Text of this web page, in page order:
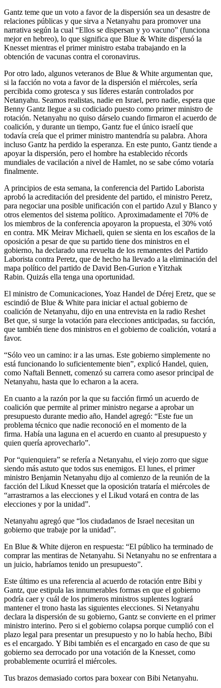
Gantz teme que un voto a favor de la dispersión sea un desastre de
relaciones públicas y que sirva a Netanyahu para promover una
narrativa según la cual “Ellos se dispersan y yo vacuno” (funciona
mejor en hebreo), lo que significa que Blue & White dispersó la
Knesset mientras el primer ministro estaba trabajando en la
obtención de vacunas contra el coronavirus.
Por otro lado, algunos veteranos de Blue & White argumentan que,
si la facción no vota a favor de la dispersión el miércoles, sería
percibida como grotesca y sus líderes estarán controlados por
Netanyahu. Seamos realistas, nadie en Israel, pero nadie, espera que
Benny Gantz llegue a su codiciado puesto como primer ministro de
rotación. Netanyahu no quiso dárselo cuando firmaron el acuerdo de
coalición, y durante un tiempo, Gantz fue el único israelí que
todavía creía que el primer ministro mantendría su palabra. Ahora
incluso Gantz ha perdido la esperanza. En este punto, Gantz tiende a
apoyar la dispersión, pero el hombre ha establecido récords
mundiales de vacilación a nivel de Hamlet, no se sabe cómo votaría
finalmente.
A principios de esta semana, la conferencia del Partido Laborista
aprobó la acreditación del presidente del partido, el ministro Peretz,
para negociar una posible unificación con el partido Azul y Blanco y
otros elementos del sistema político. Aproximadamente el 70% de
los miembros de la conferencia apoyaron la propuesta, el 30% votó
en contra. MK Meirav Michaeli, quien se sienta en los escaños de la
oposición a pesar de que su partido tiene dos ministros en el
gobierno, ha declarado una revuelta de los remanentes del Partido
Laborista contra Peretz, que de hecho ha llevado a la eliminación del
mapa político del partido de David Ben-Gurion e Yitzhak
Rabin. Quizás ella tenga una oportunidad.
El ministro de Comunicaciones, Yoaz Handel de Dérej Eretz, que se
escindió de Blue & White para iniciar el actual gobierno de
coalición de Netanyahu, dijo en una entrevista en la radio Reshet
Bet que, si surge la votación para elecciones anticipadas, su facción,
que también tiene dos ministros en el gobierno de coalición, votará a
favor.
“Sólo veo un camino: ir a las urnas. Este gobierno simplemente no
está funcionando lo suficientemente bien”, explicó Handel, quien,
como Naftali Bennett, comenzó su carrera como asesor principal de
Netanyahu, hasta que lo echaron a la acera.
En cuanto a la razón por la que su facción firmó un acuerdo de
coalición que permite al primer ministro negarse a aprobar un
presupuesto durante medio año, Handel agregó: “Este fue un
problema técnico que nadie reconoció en el momento de la
firma. Había una laguna en el acuerdo en cuanto al presupuesto y
quien quería aprovecharlo”.
Por “quienquiera” se refería a Netanyahu, el viejo zorro que sigue
siendo más astuto que todos sus enemigos. El lunes, el primer
ministro Benjamin Netanyahu dijo al comienzo de la reunión de la
facción del Likud Knesset que la oposición trataría el miércoles de
“arrastrarnos a las elecciones y el Likud votará en contra de las
elecciones y por la unidad”.
Netanyahu agregó que “los ciudadanos de Israel necesitan un
gobierno que trabaje por la unidad”.
En Blue & White dijeron en respuesta: “El público ha terminado de
comprar las mentiras de Netanyahu. Si Netanyahu no se enfrentara a
un juicio, habríamos tenido un presupuesto”.
Este último es una referencia al acuerdo de rotación entre Bibi y
Gantz, que estipula las innumerables formas en que el gobierno
podría caer y cuál de los primeros ministros suplentes logrará
mantener el trono hasta las siguientes elecciones. Si Netanyahu
declara la dispersión de su gobierno, Gantz se convierte en el primer
ministro interino. Pero si el gobierno colapsa porque cumplió con el
plazo legal para presentar un presupuesto y no lo había hecho, Bibi
es el encargado. Y Bibi también es el encargado en caso de que su
gobierno sea derrocado por una votación de la Knesset, como
probablemente ocurrirá el miércoles.
Tus brazos demasiado cortos para boxear con Bibi Netanyahu.